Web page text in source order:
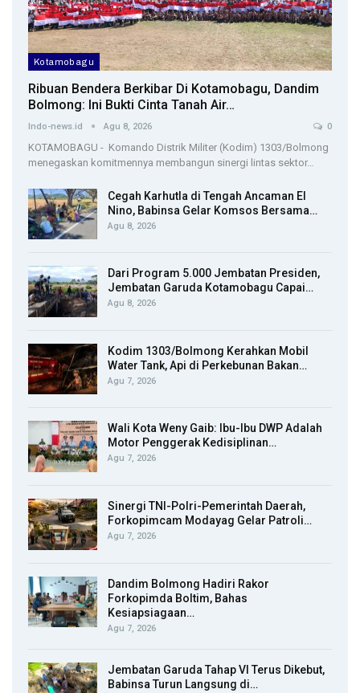
Kotamobagu
Ribuan Bendera Berkibar Di Kotamobagu, Dandim
Bolmong: Ini Bukti Cinta Tanah Air…
Indo-news.id Agu 8, 2026 0
KOTAMOBAGU - Komando Distrik Militer (Kodim) 1303/Bolmong
menegaskan komitmennya membangun sinergi lintas sektor…
Cegah Karhutla di Tengah Ancaman El
Nino, Babinsa Gelar Komsos Bersama…
Agu 8, 2026
Dari Program 5.000 Jembatan Presiden,
Jembatan Garuda Kotamobagu Capai…
Agu 8, 2026
Kodim 1303/Bolmong Kerahkan Mobil
Water Tank, Api di Perkebunan Bakan…
Agu 7, 2026
Wali Kota Weny Gaib: Ibu-Ibu DWP Adalah
Motor Penggerak Kedisiplinan…
Agu 7, 2026
Sinergi TNI-Polri-Pemerintah Daerah,
Forkopimcam Modayag Gelar Patroli…
Agu 7, 2026
Dandim Bolmong Hadiri Rakor
Forkopimda Boltim, Bahas
Kesiapsiagaan…
Agu 7, 2026
Jembatan Garuda Tahap VI Terus Dikebut,
Babinsa Turun Langsung di…